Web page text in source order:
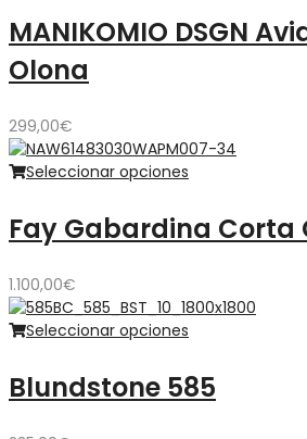
MANIKOMIO DSGN
Olona
299,00€
Seleccionar opciones
Fay Gabardina Corta
1.100,00€
Seleccionar opciones
Blundstone 585